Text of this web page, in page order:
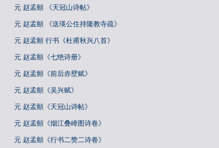
元 赵孟頫 《天冠山诗帖》
元 赵孟頫 《送瑛公住持隆教寺疏》
元 赵孟頫 行书《杜甫秋兴八首》
元 赵孟頫《七绝诗册》
元 赵孟頫《前后赤壁赋》
元 赵孟頫《吴兴赋》
元 赵孟頫《天冠山诗帖》
元 赵孟頫《烟江叠嶂图诗卷》
元 赵孟頫《行书二赞二诗卷》